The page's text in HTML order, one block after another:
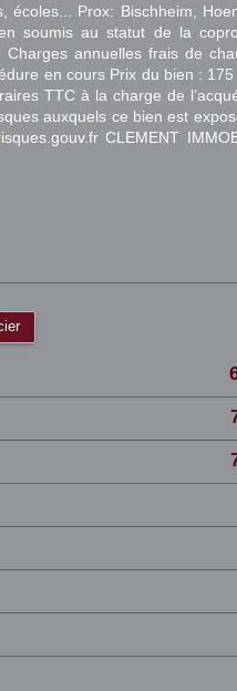
Prox: Bischheim,
soumis au statut de la
annuelles frais de
en cours Prix du bien :
TTC à la charge de
auxquels ce bien est
CLEMENT